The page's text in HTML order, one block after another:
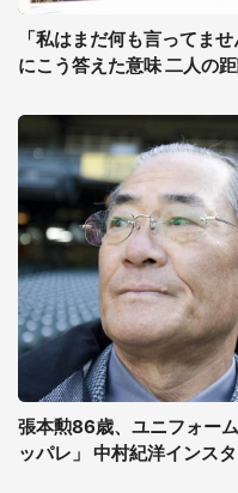
「私はまだ何も言ってま
にこう答えた意味 二人の
張本勲86歳、ユニフォー
ッパレ」 中村紀洋インス